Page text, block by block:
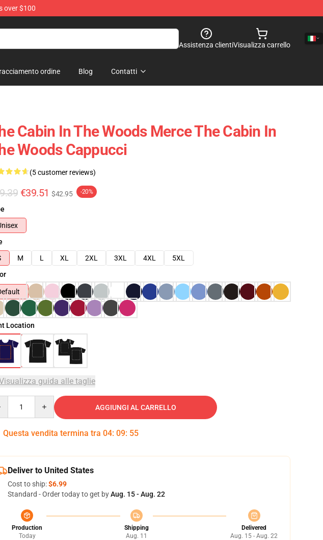
over $100
Assistenza clientiVisualizza carrello
ordine Blog Contatti
Cabin In The Woods Merce The Cabin In
Woods Cappucci
(5 customer reviews)
€39.51 $42.95 -20%
M L XL 2XL 3XL 4XL
5XL
Location
guida alle taglie
AGGIUNGI AL CARRELLO
Questa vendita termina tra 04: 09: 54
Deliver to United States
Cost to ship:$6.99
Standard - Order today to get byAug. 15 - Aug. 22
Production
Today
Shipping
Aug. 11
Delivered
Aug. 15 - Aug. 22